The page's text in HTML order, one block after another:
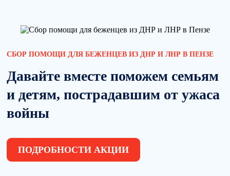
СБОР ПОМОЩИ ДЛЯ БЕЖЕНЦЕВ ИЗ ДНР И ЛНР В ПЕНЗЕ
Давайте вместе поможем семьям
и детям, пострадавшим от ужаса
войны
ПОДРОБНОСТИ АКЦИИ